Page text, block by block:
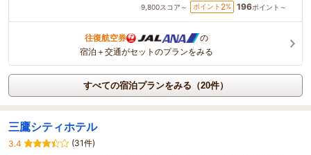
9,800スコア～ ポイント 2% 196ポイント～
往復航空券
の
宿泊＋交通がセットのプランをみる
すべての宿泊プランをみる（20件）
三鷹シティホテル
3.4
(31件)